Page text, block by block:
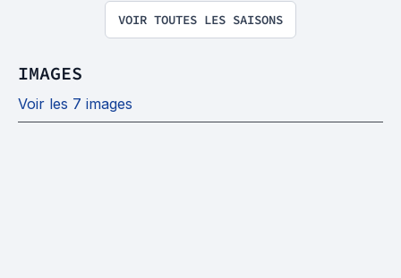
VOIR TOUTES LES SAISONS
IMAGES
Voir les 7 images